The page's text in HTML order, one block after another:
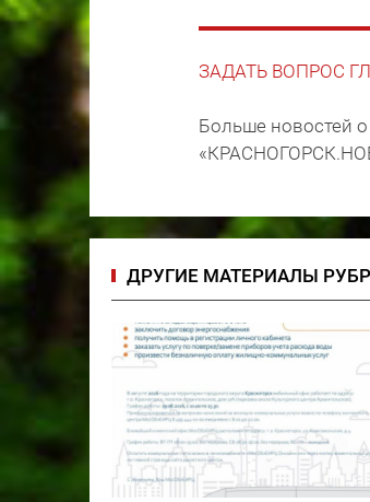
ЗАДАТЬ ВОПРОС
Больше новостей
ДРУГИЕ МАТЕРИАЛЫ